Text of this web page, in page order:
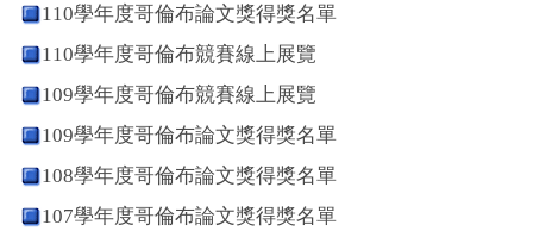
110學年度哥倫布論文獎得獎名單
110學年度哥倫布競賽線上展覽
109學年度哥倫布競賽線上展覽
109學年度哥倫布論文獎得獎名單
108學年度哥倫布論文獎得獎名單
107學年度哥倫布論文獎得獎名單